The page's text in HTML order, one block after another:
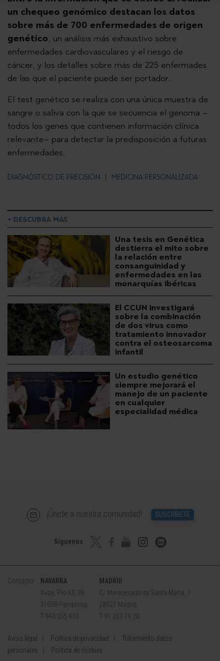
un chequeo genómico destacan los datos
sobre más de 700 enfermedades de origen
genético, un análisis más exhaustivo sobre
enfermedades cardiovasculares y el riesgo de
cáncer, y los detalles sobre más de 225 enfermades
de las que el paciente puede ser portador.
El test genético se realiza con una única muestra de
sangre o saliva con la que se secuencia el genoma –
todos los genes que contienen información clínica
relevante– para detectar la predisposición a futuras
enfermedades.
DIAGNÓSTICO DE PRECISIÓN MEDICINA PERSONALIZADA
+ DESCUBRA MÁS
Una tesis en Genética
destierra el mito sobre
la relación entre
consanguinidad y
enfermedades en las
monarquías ibéricas
El CCUN investigará
sobre la combinación
de dos virus como
tratamiento innovador
contra el osteosarcoma
infantil
Un estudio genético
siempre mejorará el
manejo de un paciente
en cualquier
especialidad médica
¡Únete a nuestra comunidad! SUSCRÍBETE
Síguenos
Contacto
NAVARRA
Avda. Pío XII, 36
31008 Pamplona
T 948 255 400
MADRID
C/ Marquesado de Santa Marta, 1
28027 Madrid
T 91 353 19 20
Aviso legal Política de privacidad
Tratamiento datos
personales
Política de cookies